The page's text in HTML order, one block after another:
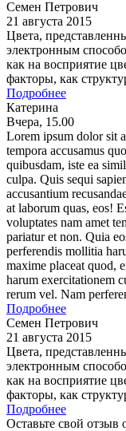
Семен Петрович
21 августа 2015
Цвета,
электронным
как на восприятие
факторы, как
Подробнее
Катерина
Вчера, 15.00
Lorem ipsum dolor sit
tempora accusamus
quibusdam, iste ea
culpa. Quis sequi
accusantium
at laborum quas, eos!
voluptates nam amet
pariatur et non. Quia
perferendis mollitia
maxime placeat quod,
harum exercitationem
rerum vel. Nam
Подробнее
Семен Петрович
21 августа 2015
Цвета,
электронным
как на восприятие
факторы, как
Подробнее
Оставьте свой отзыв